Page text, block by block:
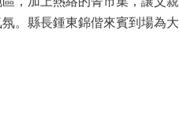
。縣長鍾東錦偕來賓到場為大